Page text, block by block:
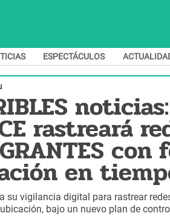
ESPECTÁCULOS
rastreará
en
su vigilancia digital para rastrear
bajo un nuevo plan de